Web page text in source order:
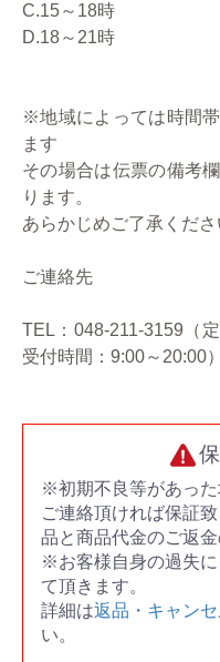
C.15～18時
D.18～21時
※地域によっては時間
ます
その場合は伝票の備考
ります。
あらかじめご了承くださ
ご連絡先
TEL：048-211-3159（
受付時間：9:00～20:00）
※初期不良等があっ
ご連絡頂ければ保証
品と商品代金のご返金
※お客様自身の過失
て頂きます。
詳細は返品・キャン
い。